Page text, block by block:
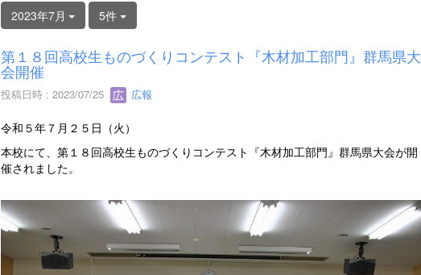
2023年7月 5件
第１８回高校生ものづくりコンテスト『木材加工部門』群馬県大
会開催
投稿日時 : 2023/07/25 広報
令和５年７月２５日（火）
本校にて、第１８回高校生ものづくりコンテスト『木材加工部門』群馬県大会が開
催されました。